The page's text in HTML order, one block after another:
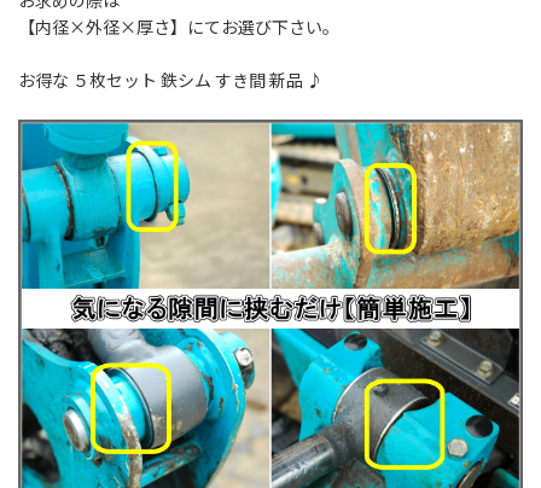
【内径×外径×厚さ】にてお選び下さい。
お得な ５枚セット 鉄シム すき間 新品 ♪